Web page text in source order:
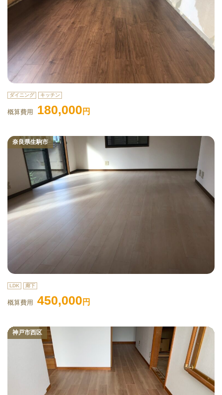
ダイニング キッチン
概算費用 180,000 円
奈良県生駒市
LDK 廊下
概算費用 450,000 円
神戸市西区